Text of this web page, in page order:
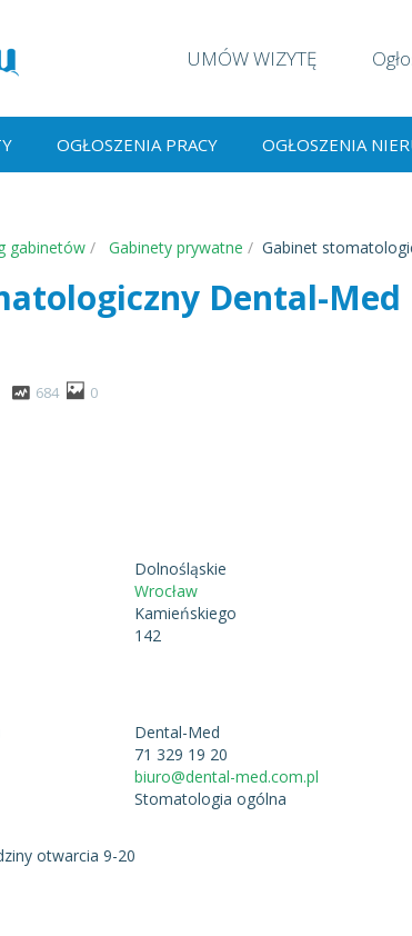
UMÓW WIZYTĘ
OGŁOSZENIA PRACY OGŁOSZENIA
gabinetów Gabinety prywatne Gabinet
Dental-Med
684 0
Dolnośląskie
Wrocław
Kamieńskiego
142
Dental-Med
71 329 19 20
biuro@dental-med.com.pl
Stomatologia ogólna
otwarcia 9-20